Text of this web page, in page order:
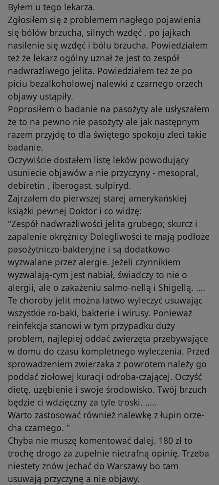
Byłem u tego lekarza.
Zgłosiłem się z problemem nagłego pojawienia
się bólów brzucha, silnych wzdęć , po jajkach
nasilenie się wzdęć i bólu brzucha. Powiedziałem
też że lekarz ogólny uznał że jest to zespół
nadwrażliwego jelita. Powiedziałem też że po
piciu bezalkoholowej nalewki z czarnego orzech
objawy ustąpiły.
Poprosiłem o badanie na pasożyty ale usłyszałem
że to na pewno nie pasożyty ale jak następnym
razem przyjdę to dla świętego spokoju zleci takie
badanie.
Oczywiście dostałem listę leków powodujący
usuniecie objawów a nie przyczyny - mesopral,
debiretin , iberogast. sulpiryd.
Zajrzałem do pierwszej starej amerykańskiej
książki pewnej Doktor i co widzę:
"Zespół nadwrażliwości jelita grubego; skurcz i
zapalenie okrężnicy Dolegliwości te mają podłoże
pasożytniczo-bakteryjne i są dodatkowo
wyzwalane przez alergie. Jeżeli czynnikiem
wyzwalają-cym jest nabiał, świadczy to nie o
alergii, ale o zakażeniu salmo-nellą i Shigellą. ….
Te choroby jelit można łatwo wyleczyć usuwając
wszystkie ro-baki, bakterie i wirusy. Ponieważ
reinfekcja stanowi w tym przypadku duży
problem, najlepiej oddać zwierzęta przebywające
w domu do czasu kompletnego wyleczenia. Przed
sprowadzeniem zwierzaka z powrotem należy go
poddać ziołowej kuracji odroba-czającej. Oczyść
dietę, uzębienie i swoje środowisko. Twój brzuch
będzie ci wdzięczny za tyle troski. …..
Warto zastosować również nalewkę z łupin orze-
cha czarnego. "
Chyba nie muszę komentować dalej. 180 zł to
trochę drogo za zupełnie nietrafną opinię. Trzeba
niestety znów jechać do Warszawy bo tam
usuwają przyczynę a nie objawy.